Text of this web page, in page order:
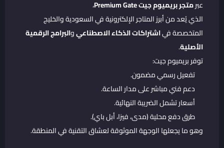
عبرمتجر بريميوم جيت Premium Gate
،
الذي يُعد من أبرز المتاجر الإلكترونية في السعودية والخليج
المتخصصة فياشتراكات الذكاء الاصطناعيوالبرامج الرقمية
الأصلية.
توفر بريميوم جيت:
تفعيل رسمي مضمون.
دعم فني مباشر على مدار الساعة.
أسعار تشمل الضريبة النهائية.
طرق دفع محلية (مدى، فيزا، أبل باي).
وهو ما يجعلها الوجهة الموثوقة لعشاق التقنية في المنطقة.